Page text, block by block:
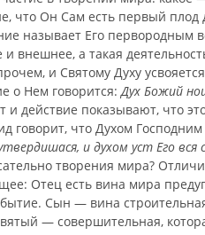
что Он Сам есть первый плод
называет Его первородным
и внеш­нее, а такая
и Святому Духу
о Нем говорится:Дух Божий
действие показывают, что
говорит, что Духом
и духом уст Его вся
творения мира?
Отец есть вина мира
Сын — вина
— совершительная,